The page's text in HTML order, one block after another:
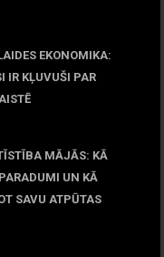
EKONOMIKA:
IR KĻUVUŠI PAR
MĀJĀS: KĀ
UN KĀ
SAVU ATPŪTAS